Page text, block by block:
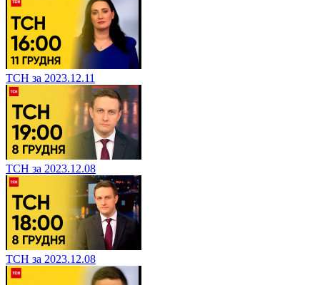
ТСН за 2023.12.11
ТСН за 2023.12.08
ТСН за 2023.12.08